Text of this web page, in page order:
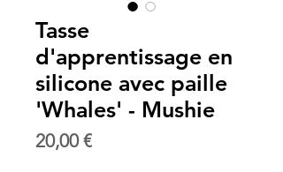
Tasse
d'apprentissage en
silicone avec paille
'Whales' - Mushie
20,00 €Prix